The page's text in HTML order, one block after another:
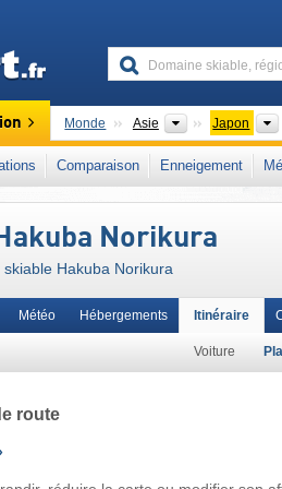
Monde Asie Continents
Japon
Ce domaine skiable se situe aussi dans :
Comparaison Enneigement
Norikura
Hakuba Norikura
Météo Hébergements Itinéraire
Voiture
route